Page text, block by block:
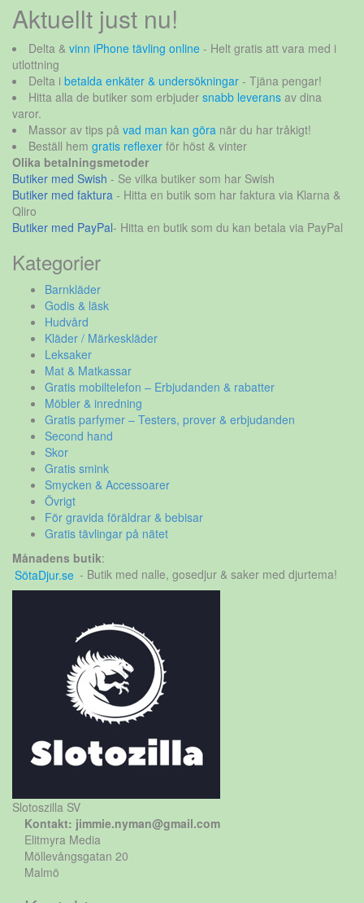
Aktuellt just nu!
Delta & vinn iPhone tävling online - Helt gratis att vara med i
utlottning
Delta i betalda enkäter & undersökningar - Tjäna pengar!
Hitta alla de butiker som erbjuder snabb leverans av dina
varor.
Massor av tips på vad man kan göra när du har tråkigt!
Beställ hem gratis reflexer för höst & vinter
Olika betalningsmetoder
Butiker med Swish - Se vilka butiker som har Swish
Butiker med faktura - Hitta en butik som har faktura via Klarna &
Qliro
Butiker med PayPal- Hitta en butik som du kan betala via PayPal
Kategorier
Barnkläder
Godis & läsk
Hudvård
Kläder / Märkeskläder
Leksaker
Mat & Matkassar
Gratis mobiltelefon – Erbjudanden & rabatter
Möbler & inredning
Gratis parfymer – Testers, prover & erbjudanden
Second hand
Skor
Gratis smink
Smycken & Accessoarer
Övrigt
För gravida föräldrar & bebisar
Gratis tävlingar på nätet
Månadens butik:
SötaDjur.se - Butik med nalle, gosedjur & saker med djurtema!
Slotoszilla SV
Kontakt: jimmie.nyman@gmail.com
Elitmyra Media
Möllevångsgatan 20
Malmö